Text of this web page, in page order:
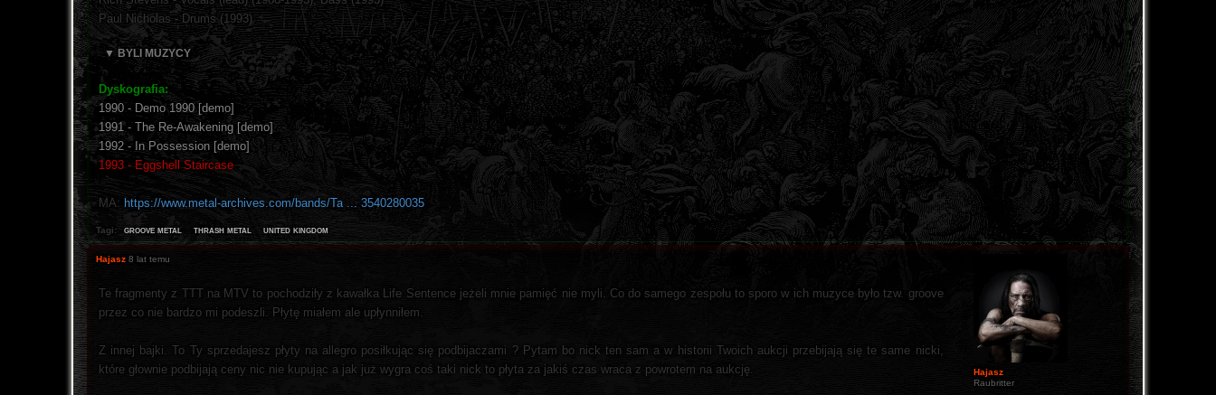
Paul Nicholas - Drums (1993)
▼ BYLI MUZYCY
Dyskografia:
1990 - Demo 1990 [demo]
1991 - The Re-Awakening [demo]
1992 - In Possession [demo]
1993 - Eggshell Staircase
MA: https://www.metal-archives.com/bands/Ta ... 3540280035
Tagi: groove metal thrash metal united kingdom
Hajasz
Raubritter
Hajasz 8 lat temu
Te fragmenty z TTT na MTV to pochodziły z kawałka Life Sentence jeżeli mnie pamięć nie myli. Co do samego zespołu to sporo w ich muzyce było tzw. groove
przez co nie bardzo mi podeszli. Płytę miałem ale upłynniłem.
Z innej bajki. To Ty sprzedajesz płyty na allegro posiłkując się podbijaczami ? Pytam bo nick ten sam a w historii Twoich aukcji przebijają się te same nicki,
które głownie podbijają ceny nic nie kupując a jak już wygra coś taki nick to płyta za jakiś czas wraca z powrotem na aukcję.